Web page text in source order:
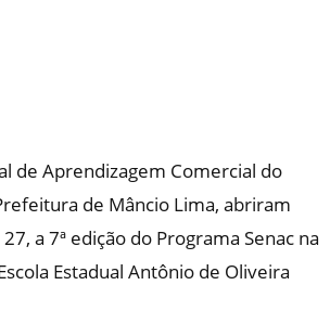
de Aprendizagem Comercial do
de Mâncio Lima, abriram
a 7ª edição do Programa Senac na
Estadual Antônio de Oliveira